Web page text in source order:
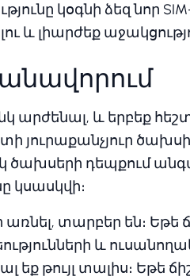
կօգնի ձեզ նոր
և լիարժեք
արժենալ, և երբեք
յուրաքանչյուր
ծախսերի դեպքում
կսասկվի։
տարբեր են։
և
թույլ տալիս։ Եթե